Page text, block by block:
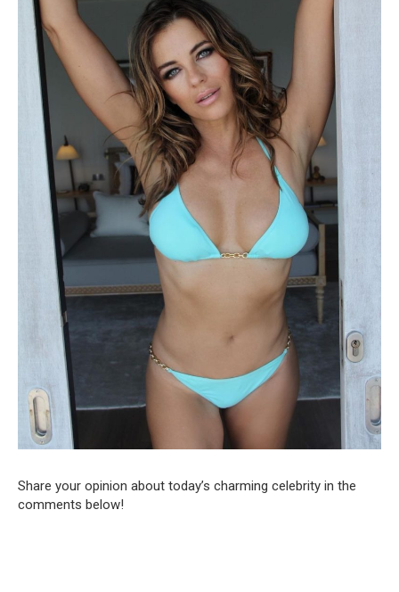
Share your opinion about today’s charming celebrity in the
comments below!